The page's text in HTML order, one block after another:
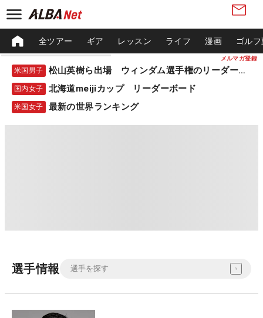
メルマガ登録
全ツアー ギア レッスン ライフ 漫画 ゴル
米国男子 松山英樹ら出場 ウィンダム選手権のリーダーボード
国内女子 北海道meijiカップ リーダーボード
米国女子 最新の世界ランキング
選手情報